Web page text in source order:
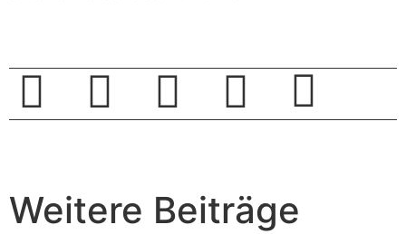
Weitere Beiträge